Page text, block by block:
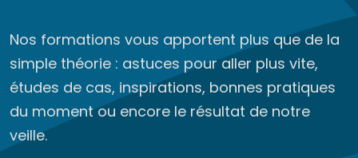
Nos formations vous apportent plus que de la
simple théorie : astuces pour aller plus vite,
études de cas, inspirations, bonnes pratiques
du moment ou encore le résultat de notre
veille.